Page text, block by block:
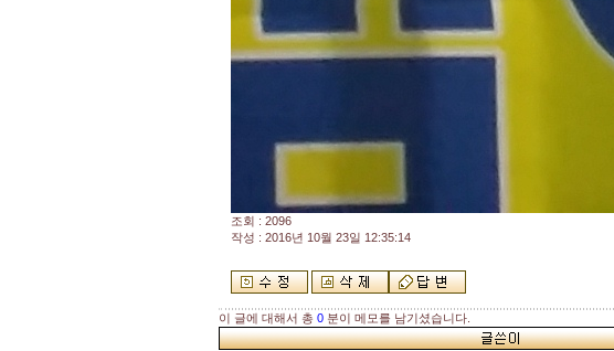
조회 : 2096
작성 : 2016년 10월 23일 12:35:14
이 글에 대해서 총 0 분이 메모를 남기셨습니다.